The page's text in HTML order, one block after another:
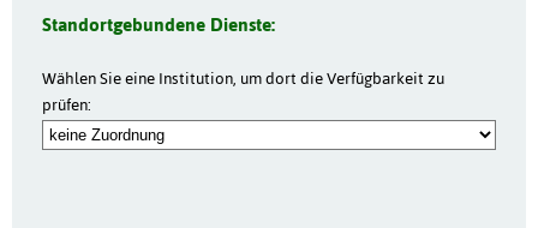
Standortgebundene Dienste:
Wählen Sie eine Institution, um dort die Verfügbarkeit zu
prüfen: